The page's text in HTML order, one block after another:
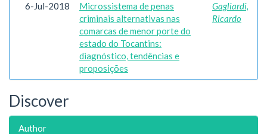
6-Jul-2018
Microssistema de penas
criminais alternativas nas
comarcas de menor porte do
estado do Tocantins:
diagnóstico, tendências e
proposições
Gagliardi,
Ricardo
Discover
Author